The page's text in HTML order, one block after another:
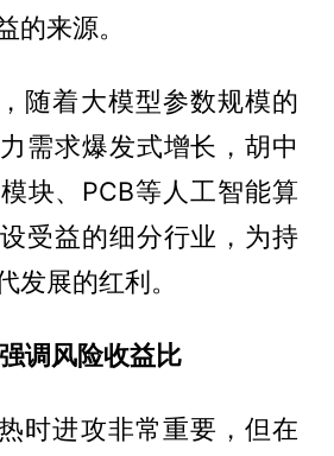
的来源。
随着大模型参数规模的
需求爆发式增长，胡中
块、PCB等人工智能算
受益的细分行业，为持
发展的红利。
调风险收益比
时进攻非常重要，但在